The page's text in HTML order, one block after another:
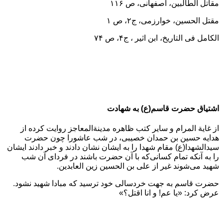
مقاتل الطالبین، اصفهانی، ص ۱۱۶
مقتل الحسین، خوارزمی، ج۲، ص ۱
الکامل فی التاریخ، ابن اثیر ، ج۴، ص ۷۴
اشتیاق حضرت قاسم(ع) به شهادت
از غایة المرام و سایر کتب ظاهره مدینةالمعاجز روایت کرده از
هدایه حسین بن حمدان خصیبی، در شب عاشورا چون حضرت
سیدالشهدا(ع) مقام شهدا را به ایشان نشان دادند و خبر دادند ایشان
را به آنکه تمام کسانی‌که با آن حضرت باشند در فردای آن شب
شهید می‌شوند غیر از علی بن الحسین زین العابدین.
حضرت قاسم به جهت خردسالی خود ترسید که مبادا شهید نشود.
عرض کرد: «یا عم! و انا اقتل؟»